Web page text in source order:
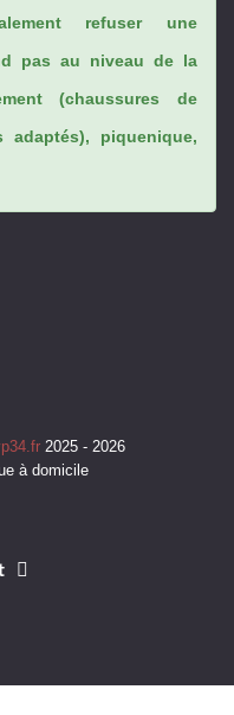
refuser une
pas au niveau de la
(chaussures de
adaptés), piquenique,
2025 - 2026
à domicile